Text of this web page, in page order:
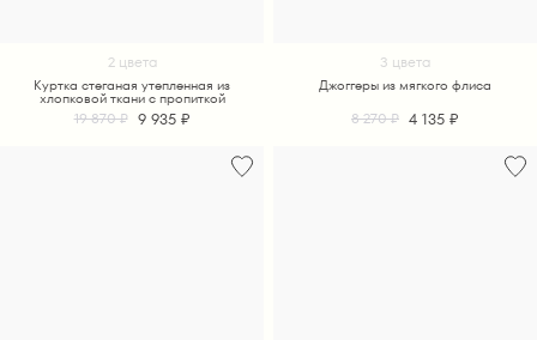
2 цвета
Куртка стеганая утепленная из
хлопковой ткани с пропиткой
19 870 ₽ 9 935 ₽
3 цвета
Джоггеры из мягкого флиса
8 270 ₽ 4 135 ₽